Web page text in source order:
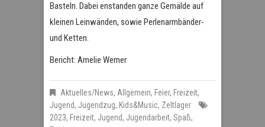
Basteln. Dabei enstanden ganze Gemälde auf
kleinen Leinwänden, sowie Perlenarmbänder-
und Ketten.
Bericht: Amelie Werner
Aktuelles/News, Allgemein, Feier, Freizeit,
Jugend, Jugendzug, Kids&Music, Zeltlager
2023, Freizeit, Jugend, Jugendarbeit, Spaß,